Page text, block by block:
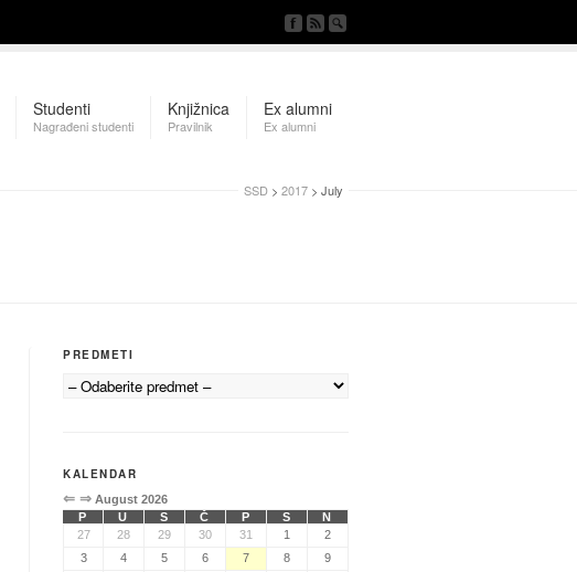
Studenti
Nagrađeni studenti
Knjižnica
Pravilnik
Ex alumni
Ex alumni
SSD > 2017 > July
PREDMETI
KALENDAR
⇐ ⇒ August 2026
P
U S Č P S
N
27
28 29 30 31 1
2
3
4 5 6 7 8
9